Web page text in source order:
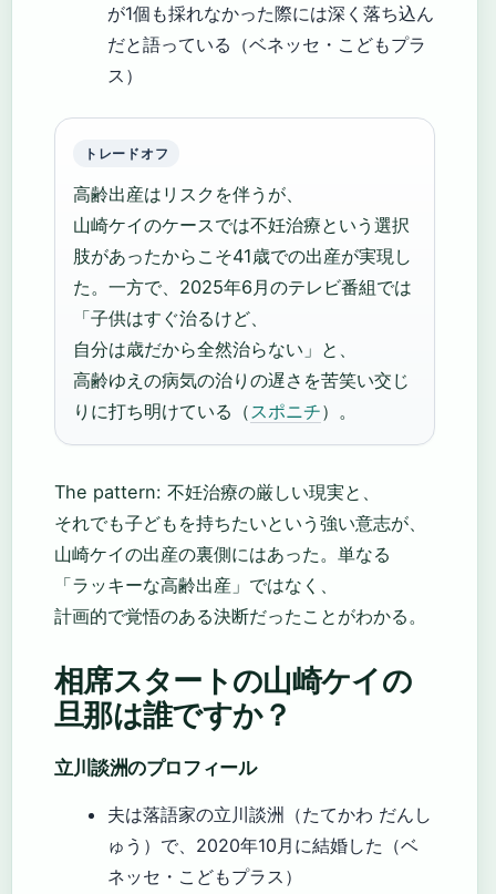
が1個も採れなかった際には深く落ち込ん
だと語っている（ベネッセ・こどもプラ
ス）
トレードオフ
高齢出産はリスクを伴うが、
山崎ケイのケースでは不妊治療という選択
肢があったからこそ41歳での出産が実現し
た。一方で、2025年6月のテレビ番組では
「子供はすぐ治るけど、
自分は歳だから全然治らない」と、
高齢ゆえの病気の治りの遅さを苦笑い交じ
りに打ち明けている（ スポニチ）。
The pattern: 不妊治療の厳しい現実と、
それでも子どもを持ちたいという強い意志が、
山崎ケイの出産の裏側にはあった。単なる
「ラッキーな高齢出産」ではなく、
計画的で覚悟のある決断だったことがわかる。
相席スタートの山崎ケイの
旦那は誰ですか？
立川談洲のプロフィール
夫は落語家の立川談洲（たてかわ だんし
ゅう）で、2020年10月に結婚した（ベ
ネッセ・こどもプラス）